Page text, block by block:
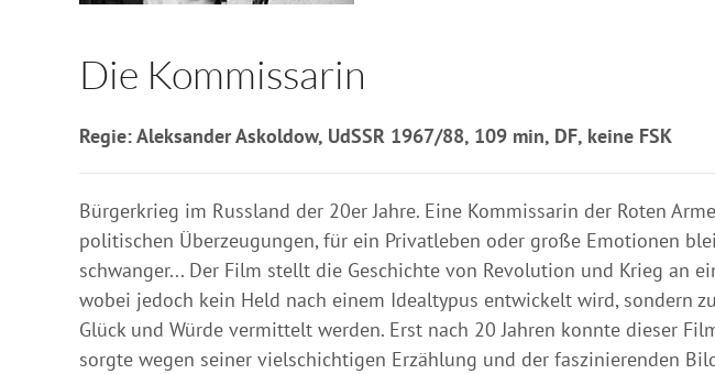
Die Kommissarin
Regie: Aleksander Askoldow, UdSSR 1967/88, 109 min, DF, keine FSK
Bürgerkrieg im Russland der 20er Jahre. Eine Kommissarin der Roten
politischen Überzeugungen, für ein Privatleben oder große Emotionen
schwanger... Der Film stellt die Geschichte von Revolution und Krieg an
wobei jedoch kein Held nach einem Idealtypus entwickelt wird, sondern
Glück und Würde vermittelt werden. Erst nach 20 Jahren konnte dieser
sorgte wegen seiner vielschichtigen Erzählung und der faszinierenden